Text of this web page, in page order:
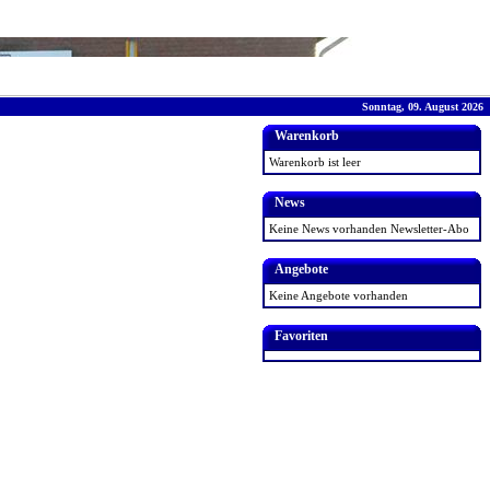
Sonntag, 09. August 2026
Warenkorb
Warenkorb ist leer
News
Keine News vorhanden Newsletter-Abo
Angebote
Keine Angebote vorhanden
Favoriten